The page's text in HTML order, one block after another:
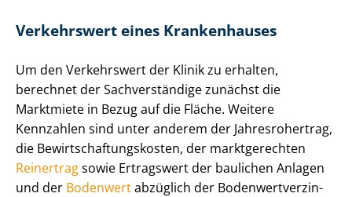
Verkehrswert eines Krankenhauses
Um den Verkehrswert der Klinik zu erhalten,
berechnet der Sachverständige zunächst die
Marktmiete in Bezug auf die Fläche. Weitere
Kennzahlen sind unter anderem der Jahresrohertrag,
die Be­wirt­schaf­tungs­kos­ten, der marktgerechten
Reinertragsowie Ertragswert der baulichen Anlagen
und der Bodenwertabzüglich der Bo­den­wert­ver­zin­